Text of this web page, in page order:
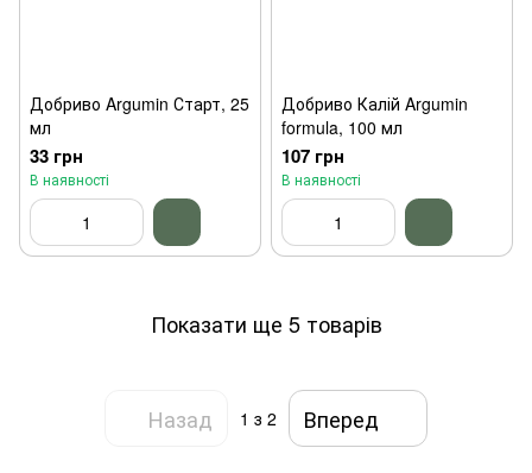
Добриво Argumin Старт, 25
мл
33 грн
В наявності
Добриво Калій Argumin
formula, 100 мл
107 грн
В наявності
Показати ще 5 товарів
Назад 1 з 2 Вперед